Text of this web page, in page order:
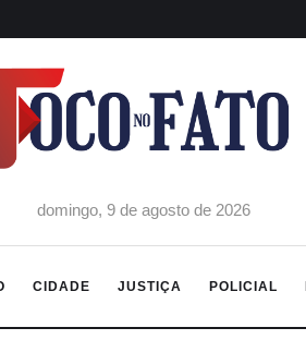
domingo, 9 de agosto de 2026
CIDADE JUSTIÇA POLICIAL